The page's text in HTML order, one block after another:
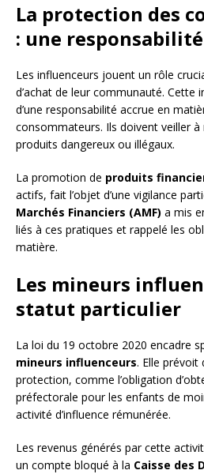
La protection des
: une
Les influenceurs jouent un rôle
d’achat de leur communauté. Cette
d’une responsabilité accrue en
consommateurs. Ils doivent veiller
produits dangereux ou illégaux.
La promotion de produits
actifs, fait l’objet d’une vigilance
Marchés Financiers (AMF) a mis
liés à ces pratiques et rappelé les
matière.
Les mineurs
statut particulier
La loi du 19 octobre 2020 encadre
mineurs influenceurs. Elle prévoit
protection, comme l’obligation
préfectorale pour les enfants de
activité d’influence rémunérée.
Les revenus générés par cette
un compte bloqué à la Caisse des